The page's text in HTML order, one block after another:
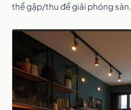
thể gập/thu để giải phóng sàn.